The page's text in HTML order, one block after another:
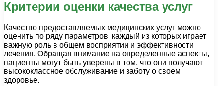
Критерии оценки качества услуг
Качество предоставляемых медицинских услуг можно
оценить по ряду параметров, каждый из которых играет
важную роль в общем восприятии и эффективности
лечения. Обращая внимание на определенные аспекты,
пациенты могут быть уверены в том, что они получают
высококлассное обслуживание и заботу о своем
здоровье.